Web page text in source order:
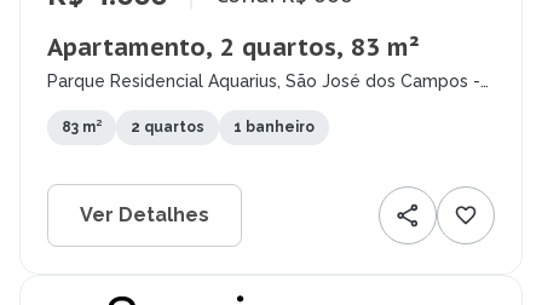
Apartamento, 2 quartos, 83 m²
Parque Residencial Aquarius, São José dos Campos -
83 m² 2 quartos 1 banheiro
Ver Detalhes